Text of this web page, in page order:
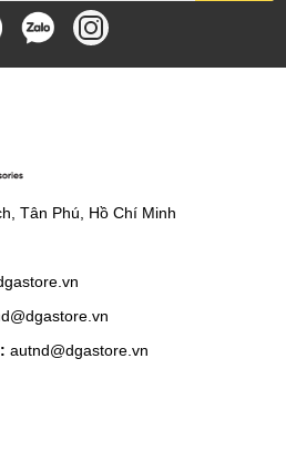
Tân Phú, Hồ Chí Minh
autnd@dgastore.vn